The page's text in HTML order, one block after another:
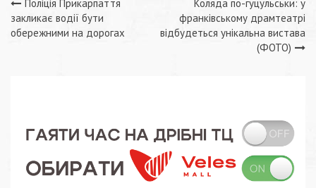
Навігація
записів
Поліція Прикарпаття
закликає водії бути
обережними на дорогах
Коляда по-гуцульськи: у
франківському драмтеатрі
відбудеться унікальна вистава
(ФОТО)